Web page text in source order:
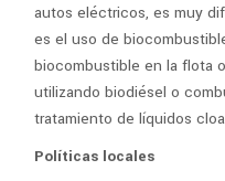
autos eléctricos, es muy
es el uso de
biocombustible en la flota
utilizando biodiésel o
tratamiento de líquidos
Políticas locales